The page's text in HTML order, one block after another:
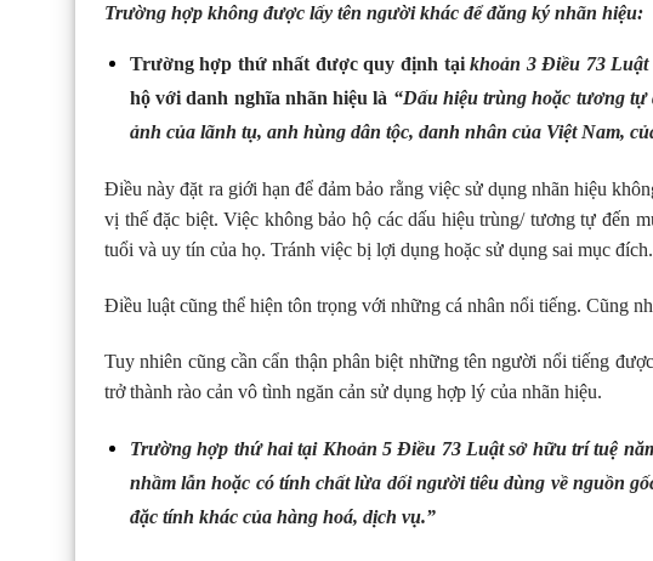
Trường hợp không được lấy tên người khác để đăng ký nhãn hiệu:
Trường hợp thứ nhất được quy định tạikhoản 3 Điều 73
hộ với danh nghĩa nhãn hiệu là “Dấu hiệu trùng hoặc tương tự
ảnh của lãnh tụ, anh hùng dân tộc, danh nhân của Việt Nam,
Điều này đặt ra giới hạn để đảm bảo rằng việc sử dụng nhãn hiệu
vị thế đặc biệt. Việc không bảo hộ các dấu hiệu trùng/ tương tự đến
tuổi và uy tín của họ. Tránh việc bị lợi dụng hoặc sử dụng sai mục đích.
Điều luật cũng thể hiện tôn trọng với những cá nhân nổi tiếng. Cũng
Tuy nhiên cũng cần cẩn thận phân biệt những tên người nổi tiếng
trở thành rào cản vô tình ngăn cản sử dụng hợp lý của nhãn hiệu.
Trường hợp thứ hai tại Khoản 5 Điều 73 Luật sở hữu trí tuệ
nhầm lẫn hoặc có tính chất lừa dối người tiêu dùng về nguồn
đặc tính khác của hàng hoá, dịch vụ.”